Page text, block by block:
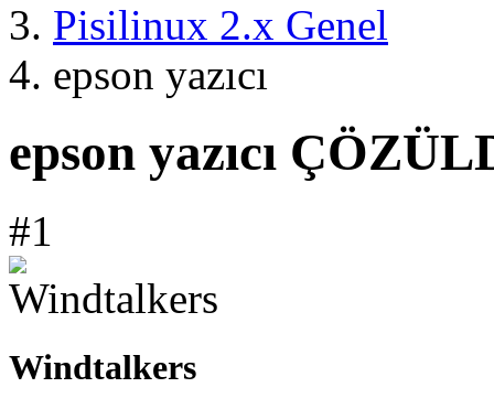
Pisilinux 2.x Genel
epson yazıcı
epson yazıcı
#1
Windtalkers